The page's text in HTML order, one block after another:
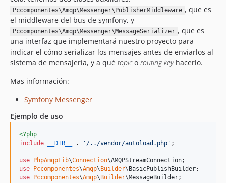
Pccomponentes\Amqp\Messenger\PublisherMiddleware , que es
el middleware del bus de symfony, y
Pccomponentes\Amqp\Messenger\MessageSerializer , que es
una interfaz que implementará nuestro proyecto para
indicar el cómo serializar los mensajes antes de enviarlos al
sistema de mensajería, y a qué topico routing keyhacerlo.
Mas información:
Symfony Messenger
Ejemplo de uso
<?php
include
__DIR__ . ' /../vendor/autoload.php ' ;
use PhpAmqpLib\Connection\AMQPStreamConnection
use
Pccomponentes\Amqp\ Builder\ BasicPublishBuilder
use
Pccomponentes\Amqp\ Builder\MessageBuilder